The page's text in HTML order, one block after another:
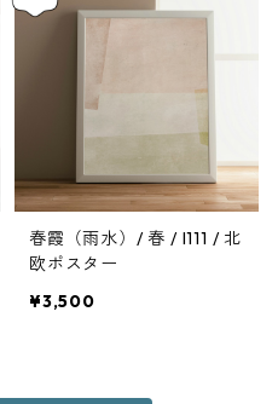
春霞（雨水）/ 春 / I111 / 北
欧ポスター
¥3,500